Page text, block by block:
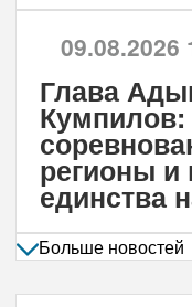
09.08.2026
Глава
регионы и
единства
Больше новостей